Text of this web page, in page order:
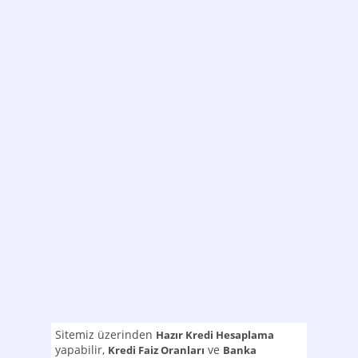
Sitemiz üzerinden Hazır Kredi Hesaplama
yapabilir, Kredi Faiz Oranları ve Banka